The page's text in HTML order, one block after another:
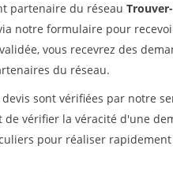
partenaire du réseau
notre formulaire pour
vous recevrez des
du réseau.
sont vérifiées par notre
vérifier la véracité d'une
pour réaliser